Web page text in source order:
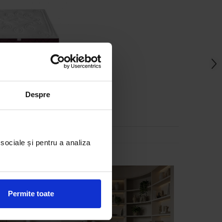
Despre
și pentru a analiza
Permite toate
medie
la 1.765,00 Lei